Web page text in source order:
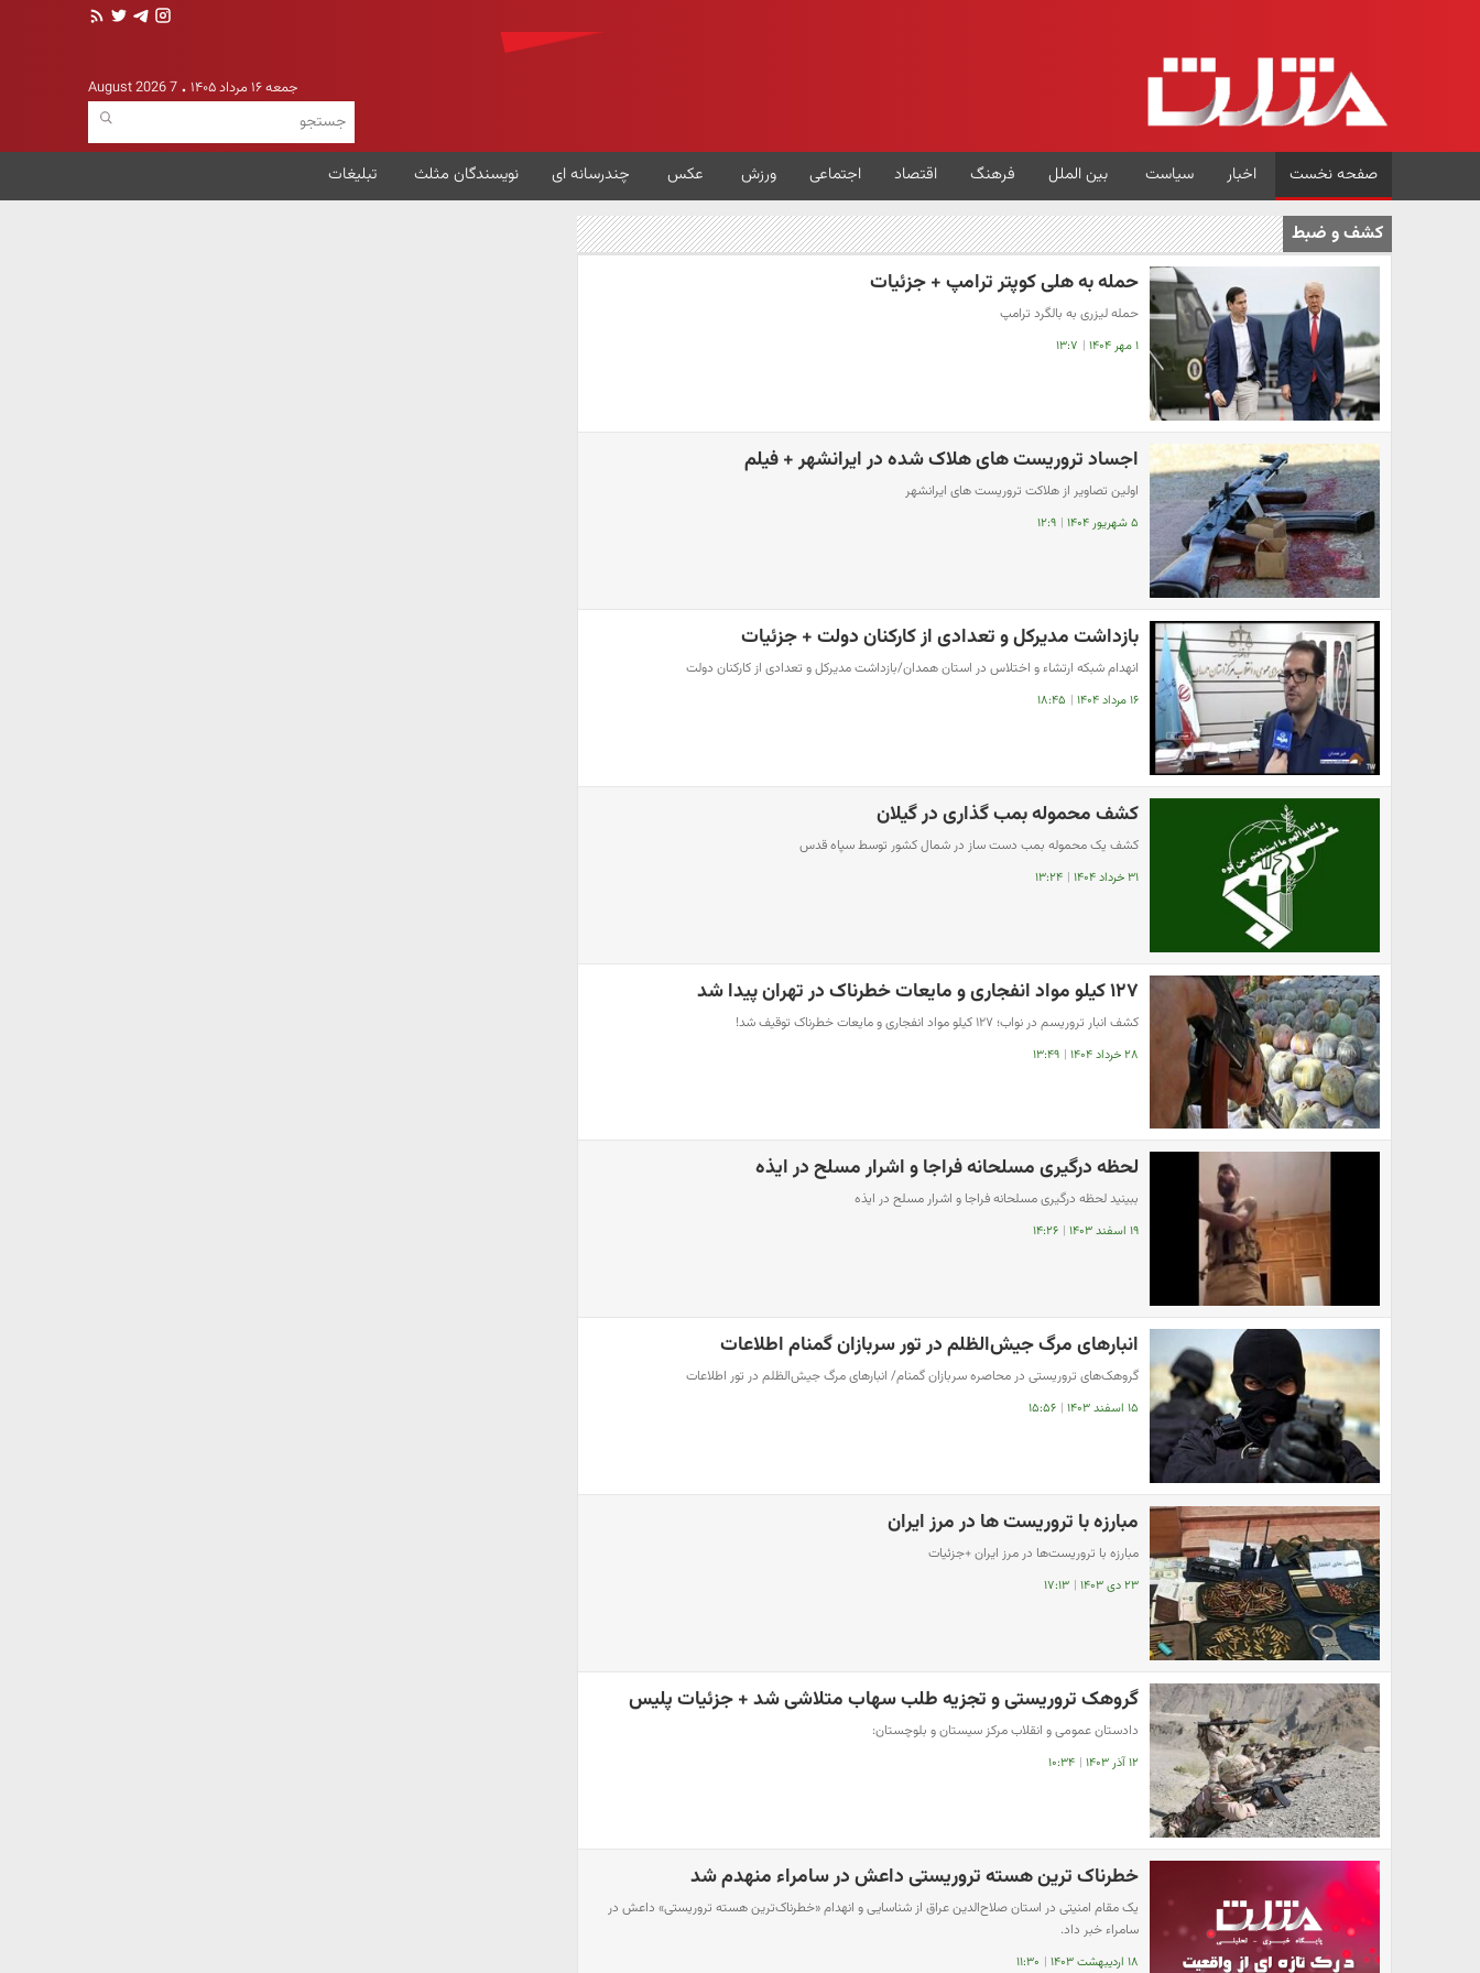
جمعه ۱۶ مرداد ۱۴۰۵ 7 August 2026
صفحه نخست اخبار سیاست بین الملل فرهنگ اقتصاد اجتماعی ورزش عکس چندرسانه ای نویسندگان مثلث تبلیغات
کشف و ضبط
حمله به هلی کوپتر ترامپ + جزئیات
حمله لیزری به بالگرد ترامپ
۱ مهر ۱۴۰۴ | ۱۳:۷
اجساد تروریست های هلاک شده در ایرانشهر + فیلم
اولین تصاویر از هلاکت تروریست های ایرانشهر
۵ شهریور ۱۴۰۴ | ۱۲:۹
بازداشت ‌‌مدیر‌کل ‌و تعدادی از کارکنان‌ دولت‌ + جزئیات
انهدام ‌شبکه ارتشاء و اختلاس در استان همدان‌/بازداشت ‌‌مدیر‌کل ‌و تعدادی از کارکنان‌ دولت‌
۱۶ مرداد ۱۴۰۴ | ۱۸:۴۵
کشف محموله بمب گذاری در گیلان
کشف یک محموله بمب دست ساز در شمال کشور توسط سپاه قدس
۳۱ خرداد ۱۴۰۴ | ۱۳:۲۴
۱۲۷ کیلو مواد انفجاری و مایعات خطرناک در تهران پیدا شد
کشف انبار تروریسم در نواب؛ ۱۲۷ کیلو مواد انفجاری و مایعات خطرناک توقیف شد!
۲۸ خرداد ۱۴۰۴ | ۱۳:۴۹
لحظه درگیری مسلحانه فراجا و اشرار مسلح در ایذه
ببینید لحظه درگیری مسلحانه فراجا و اشرار مسلح در ایذه
۱۹ اسفند ۱۴۰۳ | ۱۴:۲۶
انبارهای مرگ جیش‌الظلم در تور سربازان گمنام اطلاعات
گروهک‌های تروریستی در محاصره سربازان گمنام/ انبارهای مرگ جیش‌الظلم در تور اطلاعات
۱۵ اسفند ۱۴۰۳ | ۱۵:۵۶
مبارزه با تروریست ها در مرز ایران
مبارزه با تروریست‌ها در مرز ایران +جزئیات
۲۳ دی ۱۴۰۳ | ۱۷:۱۳
گروهک تروریستی و تجزیه طلب سهاب متلاشی شد + جزئیات پلیس
دادستان عمومی و انقلاب مرکز سیستان و بلوچستان:
۱۲ آذر ۱۴۰۳ | ۱۰:۳۴
خطرناک ترین هسته تروریستی داعش در سامراء منهدم شد
یک مقام امنیتی در استان صلاح‌الدین عراق از شناسایی و انهدام «خطرناک‌ترین هسته تروریستی» داعش در
سامراء خبر داد.
۱۸ اردیبهشت ۱۴۰۳ | ۱۱:۳۰